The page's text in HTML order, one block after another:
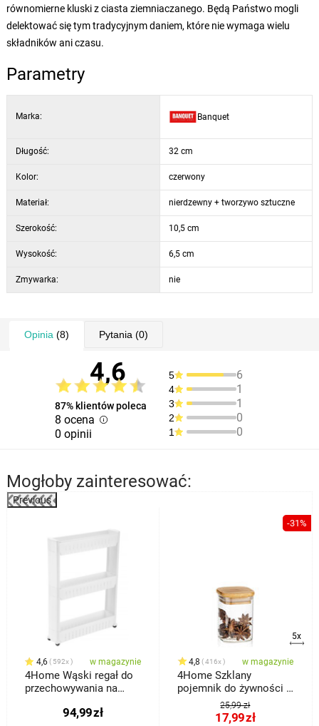
równomierne kluski z ciasta ziemniaczanego. Będą Państwo mogli
delektować się tym tradycyjnym daniem, które nie wymaga wielu
składników ani czasu.
Parametry
Marka: Banquet
Długość: 32 cm
Kolor: czerwony
Materiał: nierdzewny + tworzywo sztuczne
Szerokość: 10,5 cm
Wysokość: 6,5 cm
Zmywarka: nie
Opinia (8) Pytania (0)
4,6
87% klientów poleca
8 ocena
0 opinii
5 6
4 1
3 1
2 0
1 0
Mogłoby zainteresować:
Previous
4,6 592x w magazynie
4Home Wąski regał do
przechowywania na
94,99zł
-31%
5x
4,8 416x w magazynie
4Home Szklany
pojemnik do żywności z
wiekiem Bamboo, 170
25,99 zł
17,99zł